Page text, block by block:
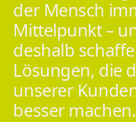
der Mensch
Mittelpunkt–
deshalb
Lösungen, die
unserer
besser machen.